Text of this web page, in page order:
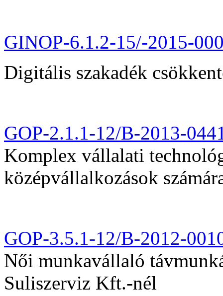
GINOP-6.1.2-15/-2015-
Digitális szakadék
GOP-2.1.1-12/B-2013-
Komplex vállalati
középvállalkozások
GOP-3.5.1-12/B-2012-
Női munkavállaló
Suliszerviz Kft.-nél